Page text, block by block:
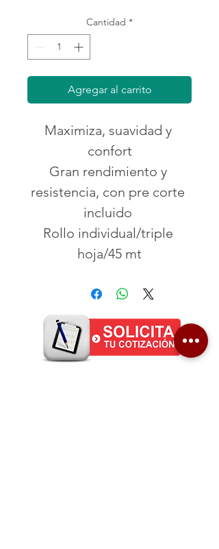
Cantidad *
Agregar al carrito
Maximiza, suavidad y
confort
Gran rendimiento y
resistencia, con pre corte
incluido
Rollo individual/triple
hoja/45 mt